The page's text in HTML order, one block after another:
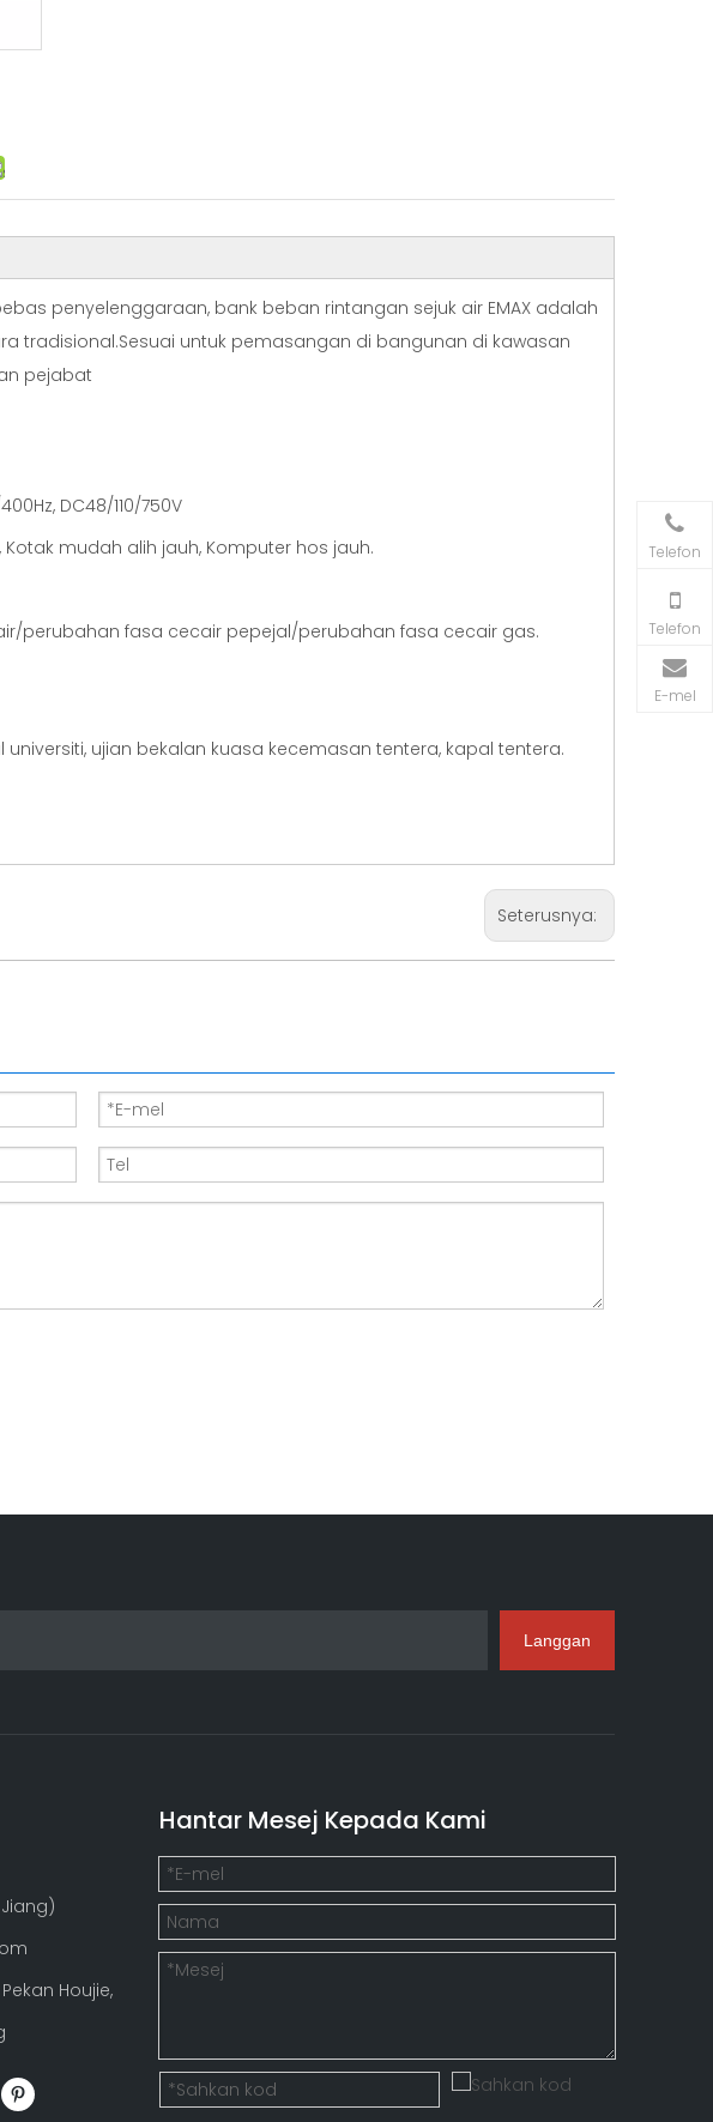
penyelenggaraan, bank beban rintangan sejuk air EMAX adalah
tradisional.Sesuai untuk pemasangan di bangunan di kawasan
pejabat
DC48/110/750V
mudah alih jauh, Komputer hos jauh.
perubahan fasa cecair pepejal/perubahan fasa cecair gas.
ujian bekalan kuasa kecemasan tentera, kapal tentera.
Seterusnya:
Langgan
Jiang)
Houjie,
Hantar Mesej Kepada Kami
Telefon
Telefon
E-mel